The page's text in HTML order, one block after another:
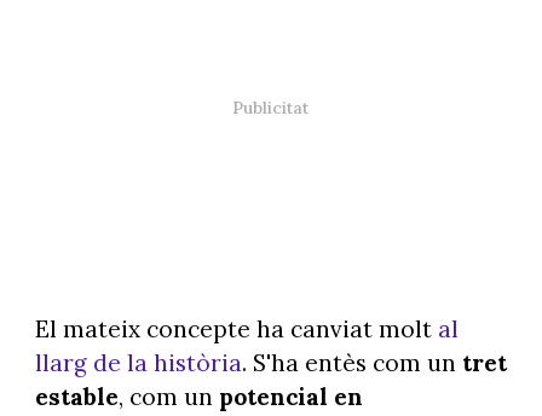
El mateix concepte ha canviat molt al
llarg de la història. S'ha entès com un tret
estable, com un potencial en